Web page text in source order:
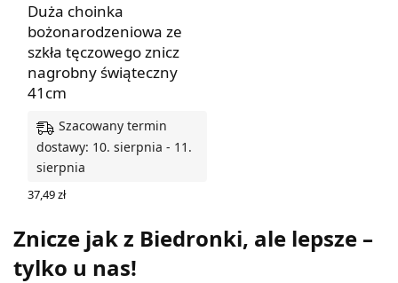
Duża choinka
bożonarodzeniowa ze
szkła tęczowego znicz
nagrobny świąteczny
41cm
Szacowany termin
dostawy: 10. sierpnia - 11.
sierpnia
37,49zł
Znicze jak z Biedronki, ale lepsze –
tylko u nas!